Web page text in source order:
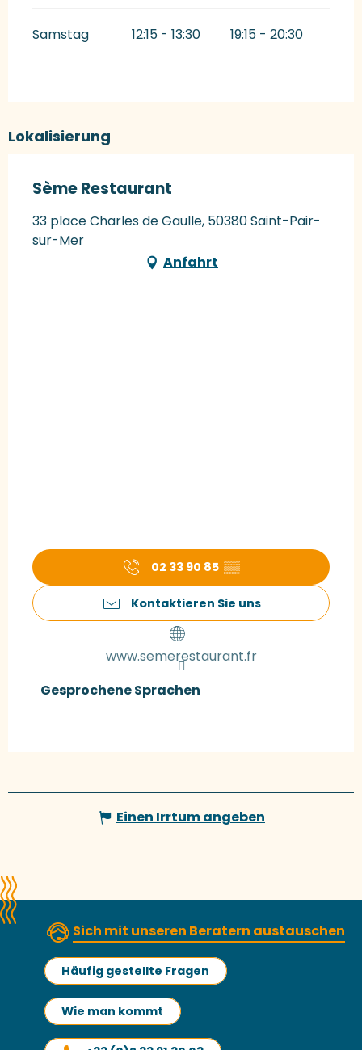
Samstag 12:15 - 13:30 19:15 - 20:30
Lokalisierung
Sème Restaurant
33 place Charles de Gaulle, 50380 Saint-Pair-
sur-Mer
Anfahrt
02 33 90 85 ▒▒
Kontaktieren Sie uns
www.semerestaurant.fr
Gesprochene Sprachen
Gesprochene Sprachen
Einen Irrtum angeben
Sich mit unseren Beratern austauschen
Häufig gestellte Fragen
Wie man kommt